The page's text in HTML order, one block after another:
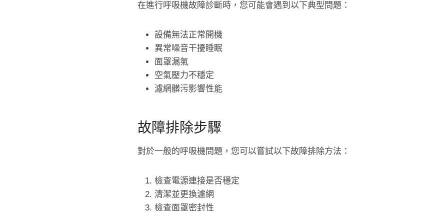
在進行呼吸機故障診斷時，您可能會遇到以下典型問題：
設備無法正常開機
異常噪音干擾睡眠
面罩漏氣
空氣壓力不穩定
濾網髒污影響性能
故障排除步驟
對於一般的呼吸機問題，您可以嘗試以下故障排除方法：
檢查電源連接是否穩定
清潔並更換濾網
檢查面罩密封性